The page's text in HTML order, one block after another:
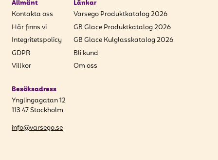
Allmänt
Kontakta oss
Här finns vi
Integritetspolicy
GDPR
Villkor
Länkar
Varsego Produktkatalog 2026
GB Glace Produktkatalog 2026
GB Glace Kulglasskatalog 2026
Bli kund
Om oss
Besöksadress
Ynglingagatan 12
113 47 Stockholm
info@varsego.se